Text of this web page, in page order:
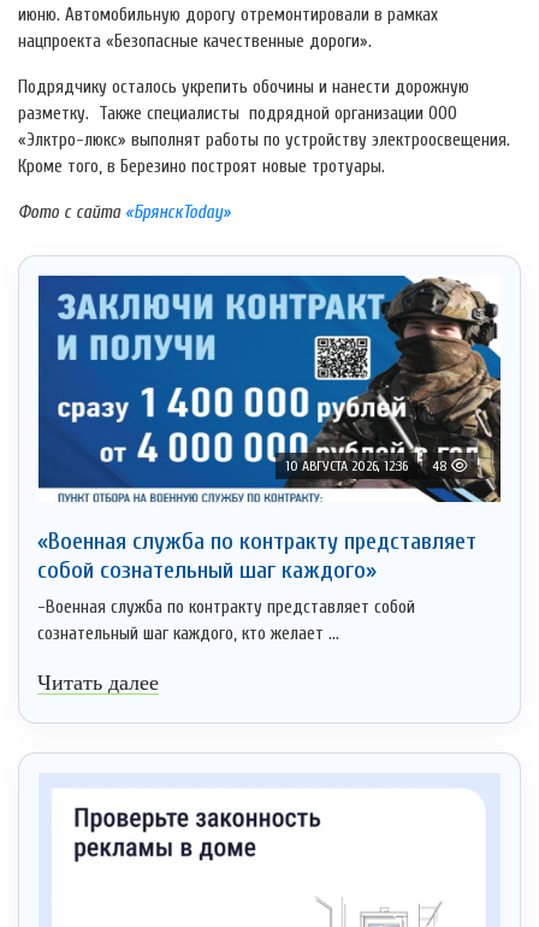
июню. Автомобильную дорогу отремонтировали в рамках
нацпроекта «Безопасные качественные дороги».
Подрядчику осталось укрепить обочины и нанести дорожную
разметку. Также специалисты подрядной организации ООО
«Элктро-люкс» выполнят работы по устройству электроосвещения.
Кроме того, в Березино построят новые тротуары.
Фото с сайта «БрянскToday»
10 АВГУСТА 2026, 12:36 48
«Военная служба по контракту представляет
собой сознательный шаг каждого»
-Военная служба по контракту представляет собой
сознательный шаг каждого, кто желает ...
Читать далее